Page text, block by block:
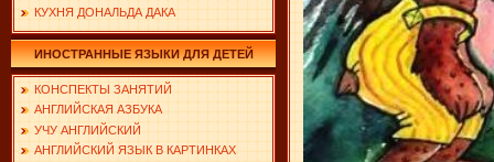
КУХНЯ ДОНАЛЬДА ДАКА
ИНОСТРАННЫЕ ЯЗЫКИ ДЛЯ ДЕТЕЙ
КОНСПЕКТЫ ЗАНЯТИЙ
АНГЛИЙСКАЯ АЗБУКА
УЧУ АНГЛИЙСКИЙ
АНГЛИЙСКИЙ ЯЗЫК В КАРТИНКАХ